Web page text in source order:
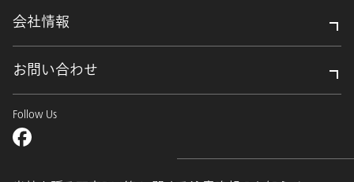
会社情報
お問い合わせ
Follow Us